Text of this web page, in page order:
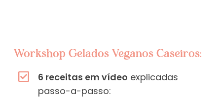
Workshop Gelados Veganos Caseiros:
6 receitas em vídeo explicadas
passo-a-passo: